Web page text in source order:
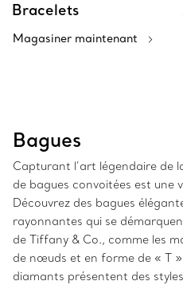
Bracelets
Magasiner maintenant
Bagues
Capturant l’art légendaire de
de bagues convoitées est une
Découvrez des bagues
rayonnantes qui se
de Tiffany & Co., comme les
de nœuds et en forme de « T
diamants présentent des